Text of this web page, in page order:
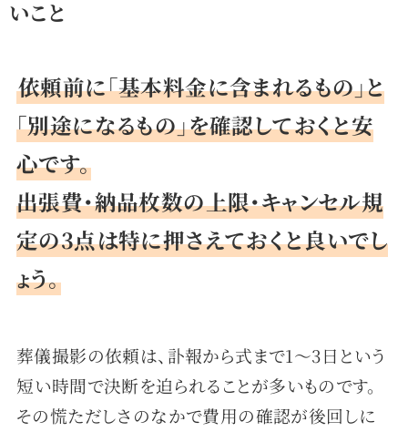
いこと
依頼前に「基本料金に含まれるもの」と
「別途になるもの」を確認しておくと安
心です。
出張費・納品枚数の上限・キャンセル規
定の3点は特に押さえておくと良いでし
ょう。
葬儀撮影の依頼は、訃報から式まで1〜3日という
短い時間で決断を迫られることが多いものです。
その慌ただしさのなかで費用の確認が後回しに